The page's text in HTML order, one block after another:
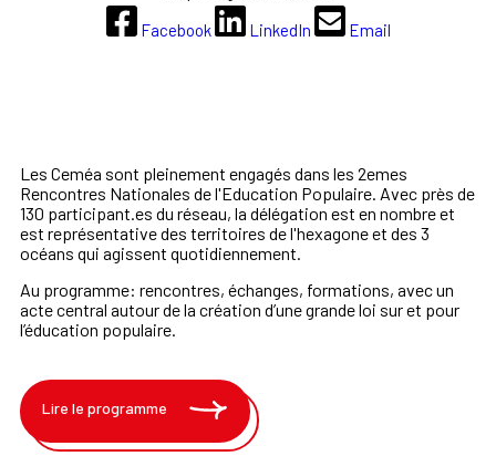
Les Ceméa sont pleinement engagés dans les 2emes
Rencontres Nationales de l'Education Populaire. Avec près de
130 participant.es du réseau, la délégation est en nombre et
est représentative des territoires de l'hexagone et des 3
océans qui agissent quotidiennement.
Au programme: rencontres, échanges, formations, avec un
acte central autour de la création d’une grande loi sur et pour
l’éducation populaire.
Lire le programme
Facebook
LinkedIn Email